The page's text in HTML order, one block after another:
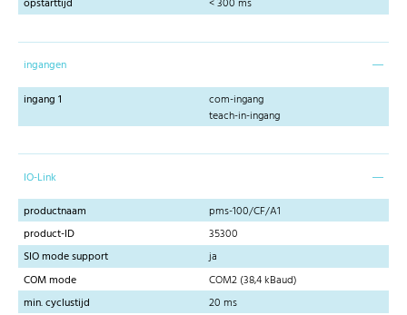
opstarttijd < 300 ms
ingangen
ingang 1
com-ingang
teach-in-ingang
IO-Link
productnaam
pms-100/CF/A1
product-ID
35300
SIO mode support
ja
COM mode
COM2 (38,4 kBaud)
min. cyclustijd
20 ms